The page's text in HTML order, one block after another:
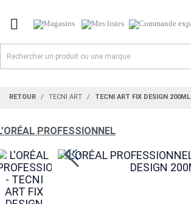

RETOUR TECNI ART TECNI ART FIX DESIGN 200ML
PROFESSIONNEL